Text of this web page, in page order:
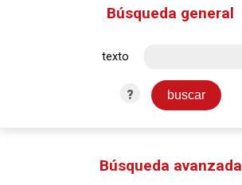
Búsqueda general
texto
?
Búsqueda avanzada